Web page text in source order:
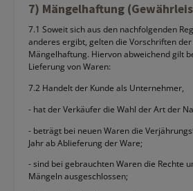
7) Mängelhaftung
7.1 Soweit sich aus den nachfolgenden
anderes ergibt, gelten die Vorschriften
Mängelhaftung. Hiervon abweichend gilt
Lieferung von Waren:
7.2 Handelt der Kunde als Unternehmer,
- hat der Verkäufer die Wahl der Art der
- beträgt bei neuen Waren die
Jahr ab Ablieferung der Ware;
- sind bei gebrauchten Waren die Rechte
Mängeln ausgeschlossen;